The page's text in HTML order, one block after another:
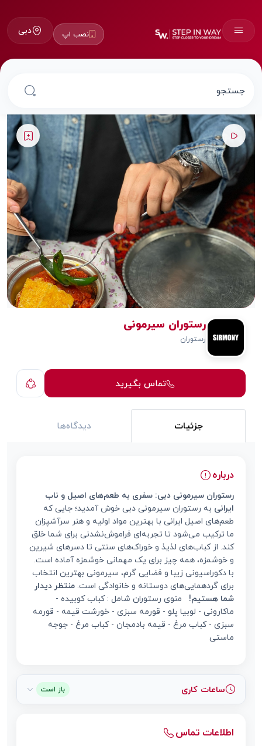
نصب اپ دبی
رستوران سیرمونی
رستوران
تماس بگیرید
جزئیات دیدگاه‌ها
درباره
رستوران سیرمونی دبی: سفری به طعم‌های اصیل و ناب
ایرانی به رستوران سیرمونی دبی خوش آمدید؛ جایی که
طعم‌های اصیل ایرانی با بهترین مواد اولیه و هنر سرآشپزان
ما ترکیب می‌شود تا تجربه‌ای فراموش‌نشدنی برای شما خلق
کند. از کباب‌های لذیذ و خوراک‌های سنتی تا دسرهای شیرین
و خوشمزه، همه چیز برای یک مهمانی خوشمزه آماده است.
با دکوراسیونی زیبا و فضایی گرم، سیرمونی بهترین انتخاب
برای گردهمایی‌های دوستانه و خانوادگی است. منتظر دیدار
شما هستیم! منوی رستوران شامل : کباب کوبیده -
ماکارونی - لوبیا پلو - قورمه سبزی - خورشت قیمه - قورمه
سبزی - کباب مرغ - قیمه بادمجان - کباب مرغ - جوجه
ماستی
ساعات کاری باز است
اطلاعات تماس